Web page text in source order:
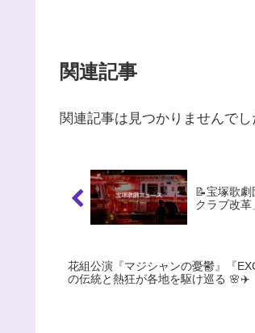
関連記事
関連記事は見つかりませんでし
📝宝塚歌
クラブ改
花組公演『マジシャンの憂鬱』『
の伝統と熱狂が各地を駆け巡る 🌸✈️